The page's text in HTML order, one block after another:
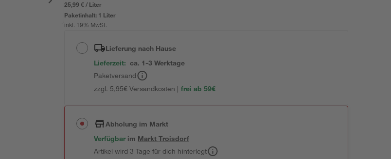
25,99 € / Liter
Paketinhalt: 1 Liter
inkl. 19% MwSt.
Lieferung nach Hause
Lieferzeit: ca. 1-3 Werktage
Paketversand
zzgl. 5,95€ Versandkosten | frei ab 59€
Abholung im Markt
Verfügbar im MarktTroisdorf
Artikel wird 3 Tage für dich hinterlegt